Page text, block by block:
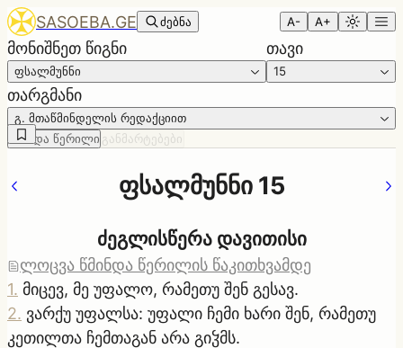
SASOEBA.GE ძებნა A- A+
მონიშნეთ წიგნი
ფსალმუნნი
თავი
15
თარგმანი
გ. მთაწმინდელის რედაქციით
წმინდა წერილი განმარტებები
ფსალმუნნი 15
ძეგლისწერა დავითისი
ლოცვა წმინდა წერილის წაკითხვამდე
1. მიცევ, მე უფალო, რამეთუ შენ გესავ.
2. ვარქუ უფალსა: უფალი ჩემი ხარი შენ, რამეთუ
კეთილთა ჩემთაგან არა გიჴმს.